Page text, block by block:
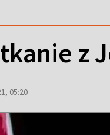
z
05:20